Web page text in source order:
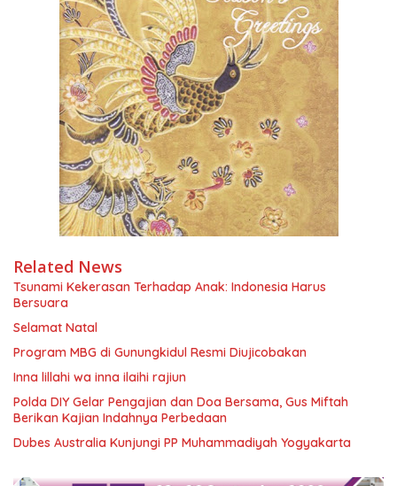
Related News
Tsunami Kekerasan Terhadap Anak: Indonesia Harus
Bersuara
Selamat Natal
Program MBG di Gunungkidul Resmi Diujicobakan
Inna lillahi wa inna ilaihi rajiun
Polda DIY Gelar Pengajian dan Doa Bersama, Gus Miftah
Berikan Kajian Indahnya Perbedaan
Dubes Australia Kunjungi PP Muhammadiyah Yogyakarta